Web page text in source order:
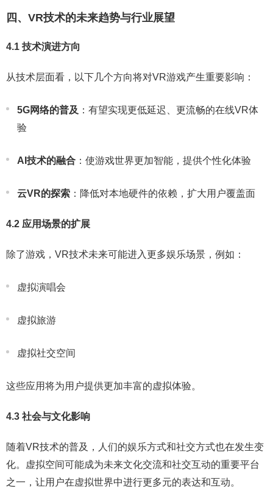
四、VR技术的未来趋势与行业展望
4.1 技术演进方向
从技术层面看，以下几个方向将对VR游戏产生重要影响：
5G网络的普及 ：有望实现更低延迟、更流畅的在线VR体
验
AI技术的融合 ：使游戏世界更加智能，提供个性化体验
云VR的探索 ：降低对本地硬件的依赖，扩大用户覆盖面
4.2 应用场景的扩展
除了游戏，VR技术未来可能进入更多娱乐场景，例如：
虚拟演唱会
虚拟旅游
虚拟社交空间
这些应用将为用户提供更加丰富的虚拟体验。
4.3 社会与文化影响
随着VR技术的普及，人们的娱乐方式和社交方式也在发生变
化。虚拟空间可能成为未来文化交流和社交互动的重要平台
之一，让用户在虚拟世界中进行更多元的表达和互动。